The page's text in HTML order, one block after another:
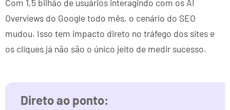
Com 1,5 bilhão de usuários interagindo com os AI
Overviews do Google todo mês, o cenário do SEO
mudou. Isso tem impacto direto no tráfego dos sites e
os cliques já não são o único jeito de medir sucesso.